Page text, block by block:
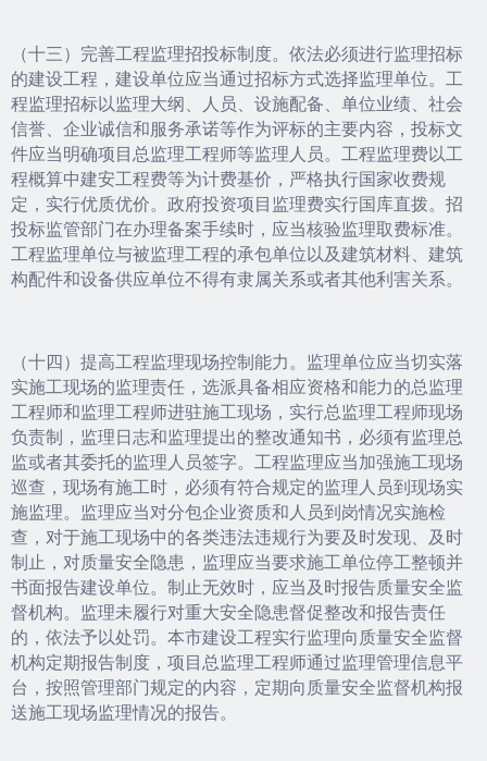
（十三）完善工程监理招投标制度。依法必须进行监理招标
的建设工程，建设单位应当通过招标方式选择监理单位。工
程监理招标以监理大纲、人员、设施配备、单位业绩、社会
信誉、企业诚信和服务承诺等作为评标的主要内容，投标文
件应当明确项目总监理工程师等监理人员。工程监理费以工
程概算中建安工程费等为计费基价，严格执行国家收费规
定，实行优质优价。政府投资项目监理费实行国库直拨。招
投标监管部门在办理备案手续时，应当核验监理取费标准。
工程监理单位与被监理工程的承包单位以及建筑材料、建筑
构配件和设备供应单位不得有隶属关系或者其他利害关系。
（十四）提高工程监理现场控制能力。监理单位应当切实落
实施工现场的监理责任，选派具备相应资格和能力的总监理
工程师和监理工程师进驻施工现场，实行总监理工程师现场
负责制，监理日志和监理提出的整改通知书，必须有监理总
监或者其委托的监理人员签字。工程监理应当加强施工现场
巡查，现场有施工时，必须有符合规定的监理人员到现场实
施监理。监理应当对分包企业资质和人员到岗情况实施检
查，对于施工现场中的各类违法违规行为要及时发现、及时
制止，对质量安全隐患，监理应当要求施工单位停工整顿并
书面报告建设单位。制止无效时，应当及时报告质量安全监
督机构。监理未履行对重大安全隐患督促整改和报告责任
的，依法予以处罚。本市建设工程实行监理向质量安全监督
机构定期报告制度，项目总监理工程师通过监理管理信息平
台，按照管理部门规定的内容，定期向质量安全监督机构报
送施工现场监理情况的报告。